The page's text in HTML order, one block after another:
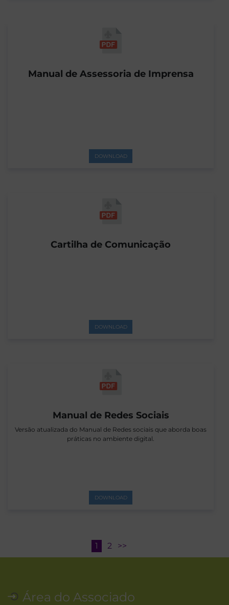
Manual de Assessoria de Imprensa
DOWNLOAD
Cartilha de Comunicação
DOWNLOAD
Manual de Redes Sociais
Versão atualizada do Manual de Redes sociais que aborda boas
práticas no ambiente digital.
DOWNLOAD
1 2 >>
Área do Associado